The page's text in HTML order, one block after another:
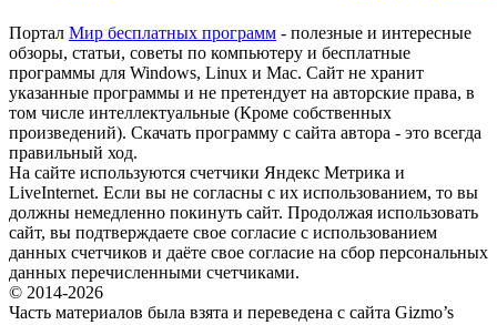
Портал Мир бесплатных программ - полезные и интересные
обзоры, статьи, советы по компьютеру и бесплатные
программы для Windows, Linux и Mac. Сайт не хранит
указанные программы и не претендует на авторские права, в
том числе интеллектуальные (Кроме собственных
произведений). Скачать программу с сайта автора - это всегда
правильный ход.
На сайте используются счетчики Яндекс Метрика и
LiveInternet. Если вы не согласны с их использованием, то вы
должны немедленно покинуть сайт. Продолжая использовать
сайт, вы подтверждаете свое согласие с использованием
данных счетчиков и даёте свое согласие на сбор персональных
данных перечисленными счетчиками.
© 2014-2026
Часть материалов была взята и переведена с сайта Gizmo’s